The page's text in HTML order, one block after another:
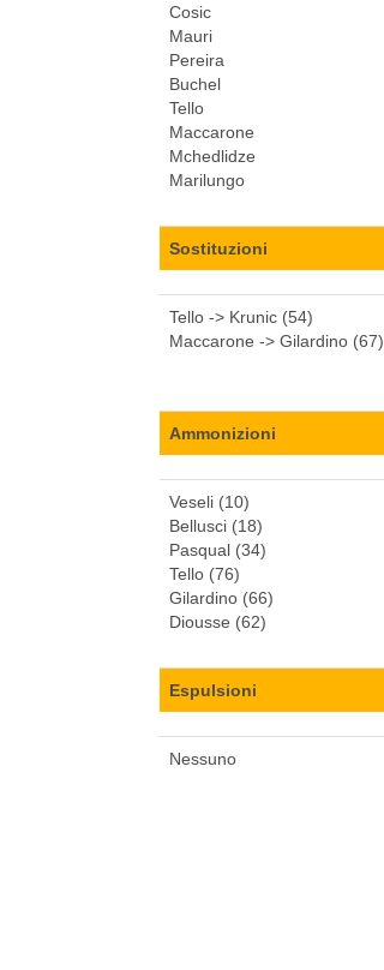
Cosic
Mauri
Pereira
Buchel
Tello
Maccarone
Mchedlidze
Marilungo
Sostituzioni
Tello -> Krunic (54)
Maccarone -> Gilardino (67)
Ammonizioni
Veseli (10)
Bellusci (18)
Pasqual (34)
Tello (76)
Gilardino (66)
Diousse (62)
Espulsioni
Nessuno